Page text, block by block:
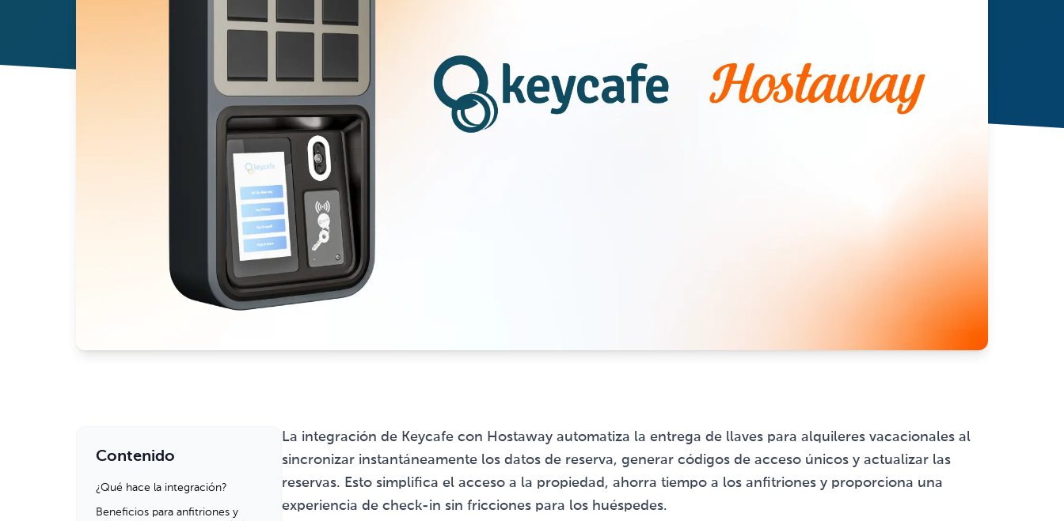
Contenido
¿Qué hace la integración?
Beneficios para anfitriones y
La integración de Keycafe con Hostaway automatiza la entrega de llaves para alquileres vacacionales al
sincronizar instantáneamente los datos de reserva, generar códigos de acceso únicos y actualizar las
reservas. Esto simplifica el acceso a la propiedad, ahorra tiempo a los anfitriones y proporciona una
experiencia de check-in sin fricciones para los huéspedes.